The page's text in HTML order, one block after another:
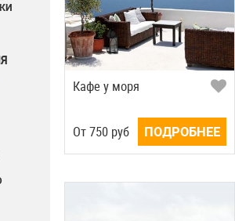
Кафе у моря
Oт750руб ПОДРОБНЕЕ